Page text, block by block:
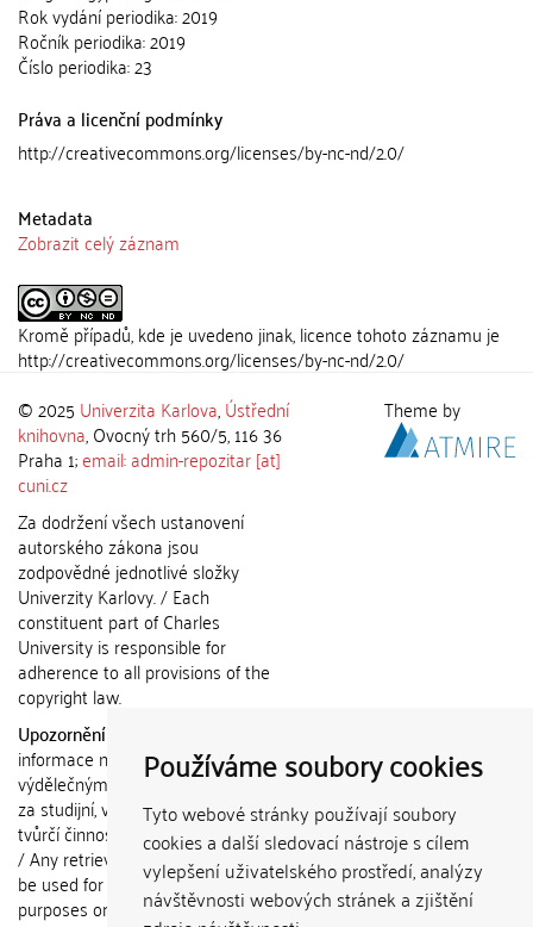
Používáme soubory cookies
Tyto webové stránky používají soubory
cookies a další sledovací nástroje s cílem
vylepšení uživatelského prostředí, analýzy
návštěvnosti webových stránek a zjištění
Rok vydání periodika: 2019
Ročník periodika: 2019
Číslo periodika: 23
Práva a licenční podmínky
http://creativecommons.org/licenses/by-nc-nd/2.0/
Metadata
Zobrazit celý záznam
Kromě případů, kde je uvedeno jinak, licence tohoto záznamu je
http://creativecommons.org/licenses/by-nc-nd/2.0/
© 2025 Univerzita Karlova,Ústřední
knihovna, Ovocný trh 560/5, 116 36
Praha 1;email: admin-repozitar [at]
cuni.cz
Za dodržení všech ustanovení
autorského zákona jsou
zodpovědné jednotlivé složky
Univerzity Karlovy. / Each
constituent part of Charles
University is responsible for
adherence to all provisions of the
copyright law.
Upozornění / Notice:
informace nemohou být použity k
výdělečným účelům nebo vydávány
za studijní, vědeckou nebo jinou
tvůrčí činnost jiné osoby než autora.
/ Any retrieved information shall not
be used for any commercial
purposes or claimed as results of
Theme by